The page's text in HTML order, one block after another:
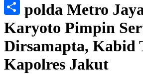
Kapolda Metro
Karyoto Pimpin
Dirsamapta, Kabid
Kapolres Jakut
Share